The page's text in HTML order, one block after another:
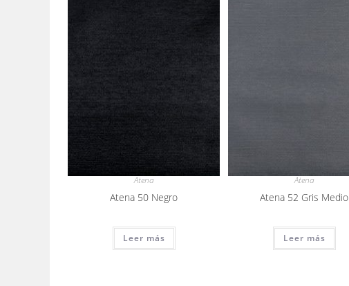
Atena
Atena 50 Negro
Leer más
Atena
Atena 52 Gris Medio
Leer más